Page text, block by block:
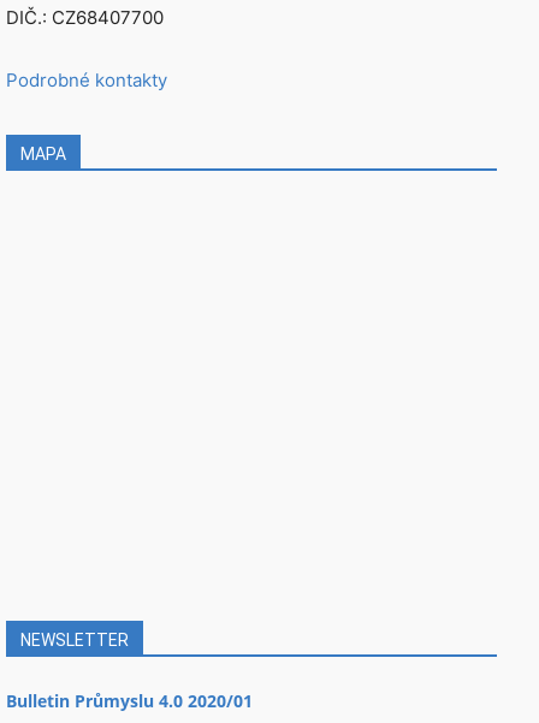
DIČ.: CZ68407700
Podrobné kontakty
MAPA
NEWSLETTER
Bulletin Průmyslu 4.0 2020/01